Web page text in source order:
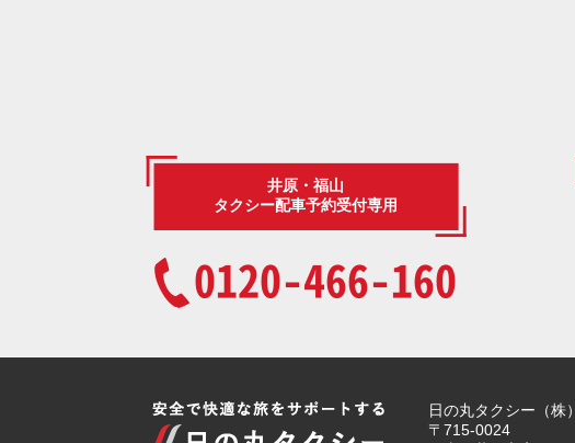
井原・福山
タクシー配車予約受付専用
0120-466-160
日の丸タクシー（株）
〒715-0024